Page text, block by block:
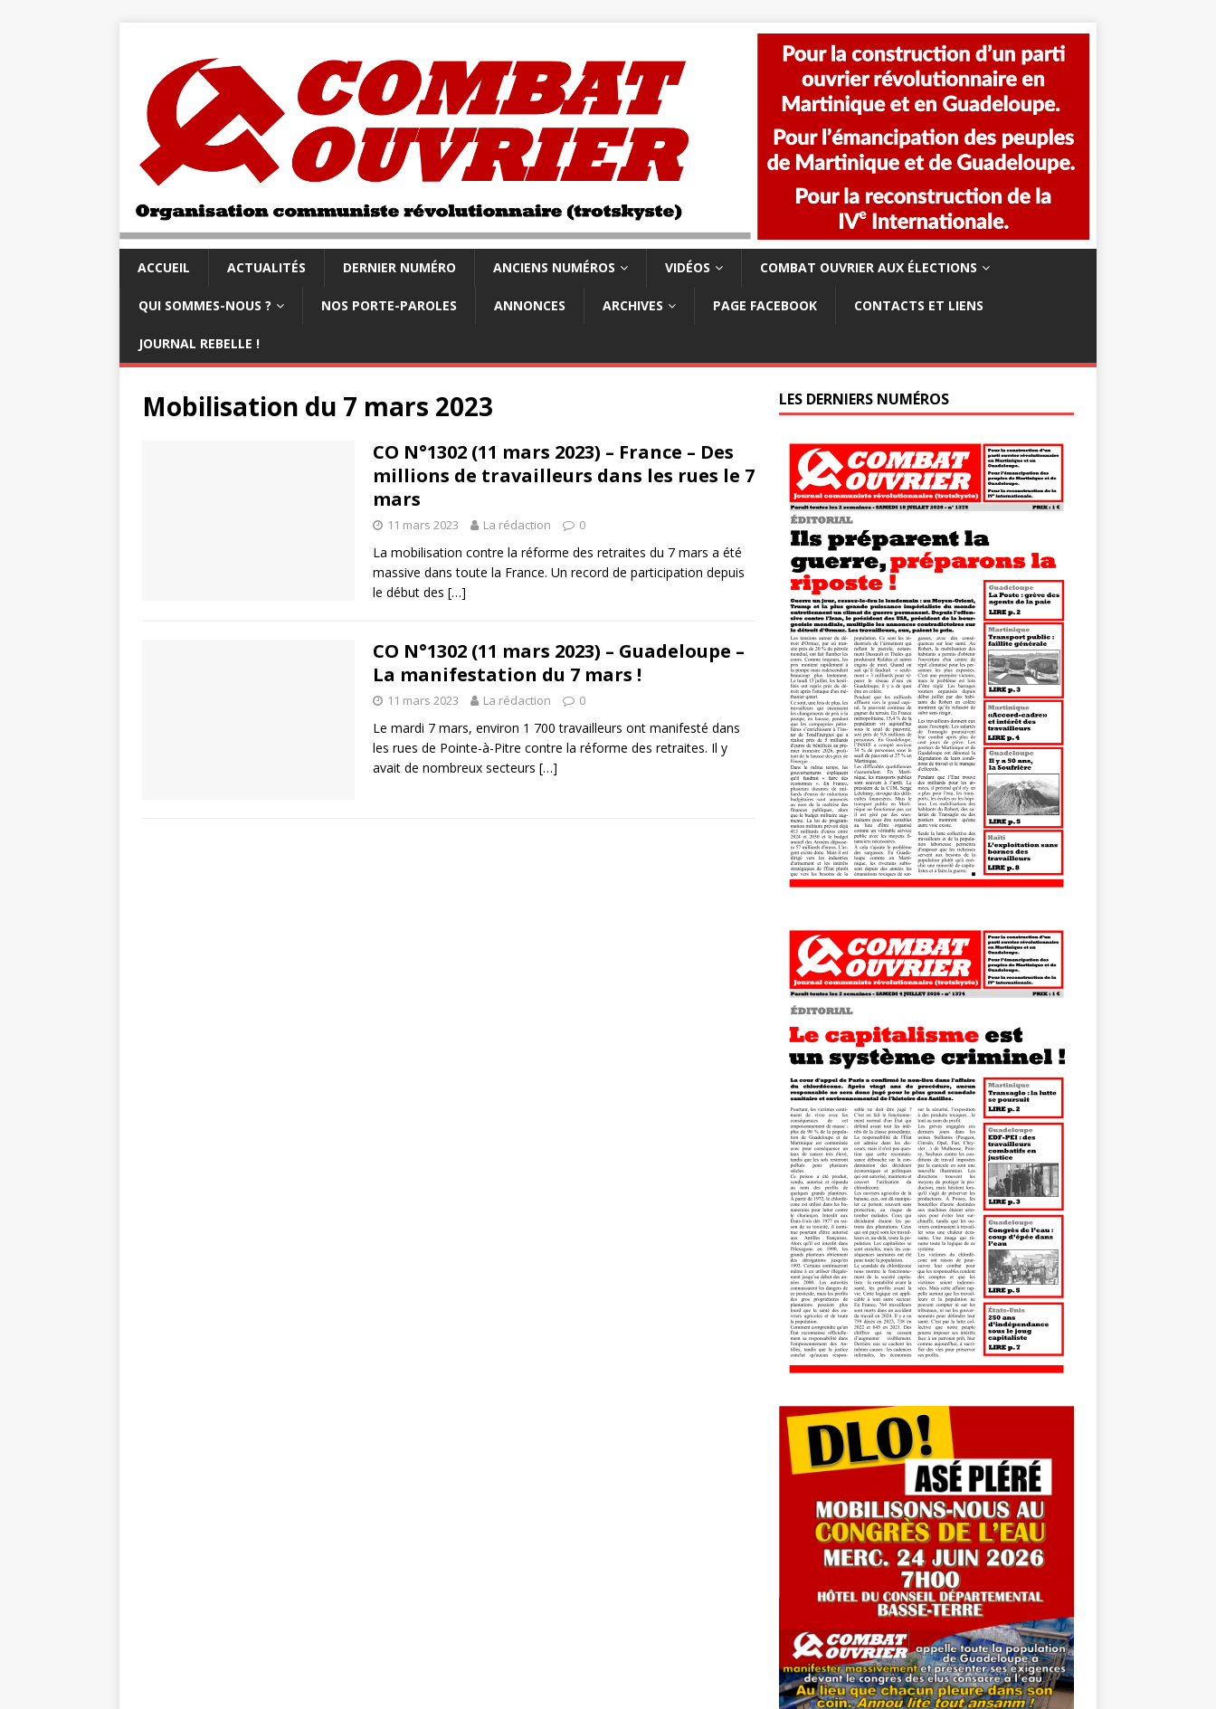
ACCUEIL ACTUALITÉS DERNIER NUMÉRO ANCIENS NUMÉROS VIDÉOS COMBAT OUVRIER AUX ÉLECTIONS
QUI SOMMES-NOUS ? NOS PORTE-PAROLES ANNONCES ARCHIVES PAGE FACEBOOK CONTACTS ET LIENS
JOURNAL REBELLE !
Mobilisation du 7 mars 2023
CO N°1302 (11 mars 2023) – France – Des
millions de travailleurs dans les rues le 7
mars
11 mars 2023 La rédaction 0
La mobilisation contre la réforme des retraites du 7 mars a été
massive dans toute la France. Un record de participation depuis
le début des […]
CO N°1302 (11 mars 2023) – Guadeloupe –
La manifestation du 7 mars !
11 mars 2023 La rédaction 0
Le mardi 7 mars, environ 1 700 travailleurs ont manifesté dans
les rues de Pointe-à-Pitre contre la réforme des retraites. Il y
avait de nombreux secteurs […]
LES DERNIERS NUMÉROS